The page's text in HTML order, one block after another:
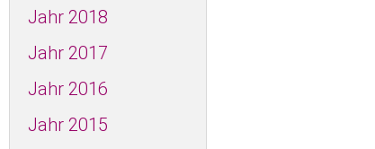
Jahr 2018
Jahr 2017
Jahr 2016
Jahr 2015